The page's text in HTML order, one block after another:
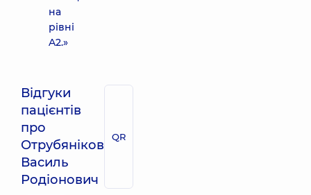
на
рівні
A2.»
Відгуки
пацієнтів
про
Отрубяніков
Василь
Родіонович
QR